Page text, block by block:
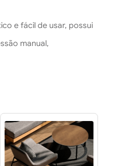
e fácil de usar, possui
manual,